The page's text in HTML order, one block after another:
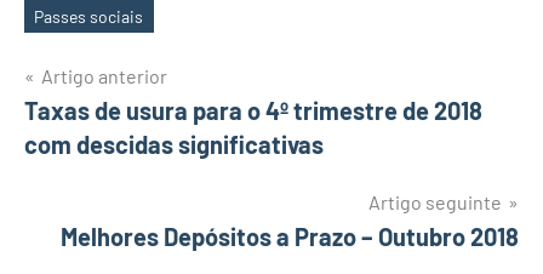
Etiquetas
Passes sociais
Navegação
de
Artigo anterior
Taxas de usura para o 4º trimestre de 2018
com descidas significativas
Artigo seguinte
Melhores Depósitos a Prazo – Outubro 2018